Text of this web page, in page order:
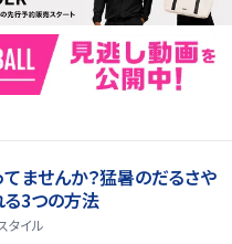
てませんか？猛暑のだるさや
3つの方法
タイル